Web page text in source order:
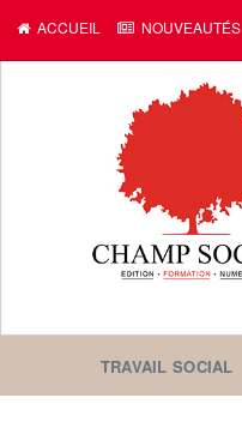
ACCUEIL NOUVEAUTÉS
TRAVAIL SOCIAL